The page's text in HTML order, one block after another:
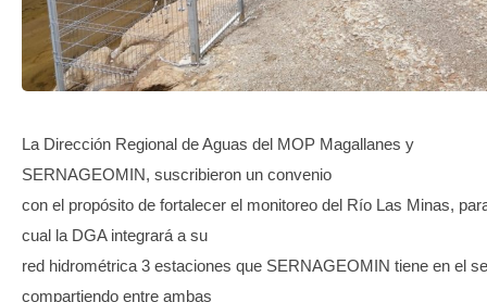
La Dirección Regional de Aguas del MOP Magallanes y
SERNAGEOMIN, suscribieron un convenio
con el propósito de fortalecer el monitoreo del Río Las Minas,
cual la DGA integrará a su
red hidrométrica 3 estaciones que SERNAGEOMIN tiene en el
compartiendo entre ambas